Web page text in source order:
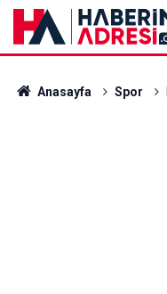
Anasayfa Spor